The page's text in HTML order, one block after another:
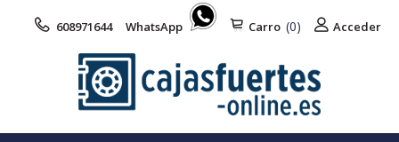
608971644 WhatsApp Carro (0) Acceder